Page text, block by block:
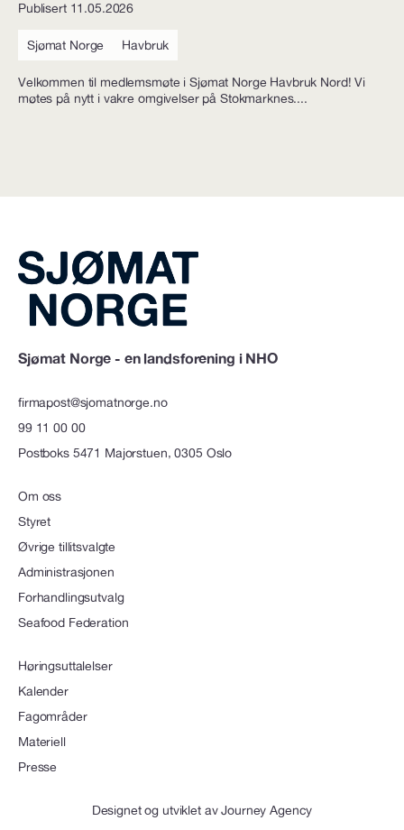
Publisert 11.05.2026
Sjømat Norge Havbruk
Velkommen til medlemsmøte i Sjømat Norge Havbruk Nord! Vi
møtes på nytt i vakre omgivelser på Stokmarknes....
Sjømat Norge - en landsforening i NHO
firmapost@sjomatnorge.no
99 11 00 00
Postboks 5471 Majorstuen, 0305 Oslo
Om oss
Styret
Øvrige tillitsvalgte
Administrasjonen
Forhandlingsutvalg
Seafood Federation
Høringsuttalelser
Kalender
Fagområder
Materiell
Presse
Designet og utviklet avJourney Agency